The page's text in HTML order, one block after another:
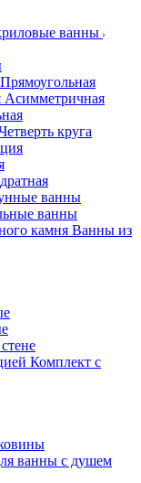
ванны
Прямоугольная
Асимметричная
круга
ванны
ванны
Ванны из
Комплект с
ванны с душем